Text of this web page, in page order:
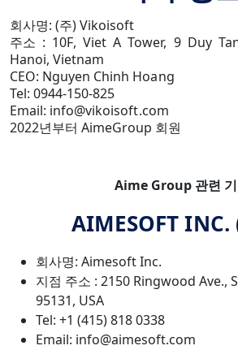
회사명: (주) ​​​​Vikoisoft
주소 : 10F, Viet A Tower, 9 Duy
Hanoi, Vietnam
CEO: Nguyen Chinh Hoang
Tel: 0944-150-825
Email: info@vikoisoft.com
2022년부터 AimeGroup 회원
Aime Group 관련
AIMESOFT INC.
회사명: Aimesoft Inc.
지점 주소 : 2150 Ringwood Ave.,
95131, USA
Tel: +1 (415) 818 0338
Email: info@aimesoft.com